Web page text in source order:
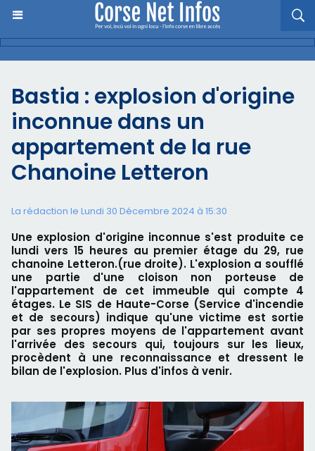
Bastia : explosion d'origine
inconnue dans un
appartement de la rue
Chanoine Letteron
La rédaction le Lundi 30 Décembre 2024 à 15:30
Une explosion d'origine inconnue s'est produite ce
lundi vers 15 heures au premier étage du 29, rue
chanoine Letteron.(rue droite). L'explosion a soufflé
une partie d'une cloison non porteuse de
l'appartement de cet immeuble qui compte 4
étages. Le SIS de Haute-Corse (Service d'incendie
et de secours) indique qu'une victime est sortie
par ses propres moyens de l'appartement avant
l'arrivée des secours qui, toujours sur les lieux,
procèdent à une reconnaissance et dressent le
bilan de l'explosion. Plus d'infos à venir.